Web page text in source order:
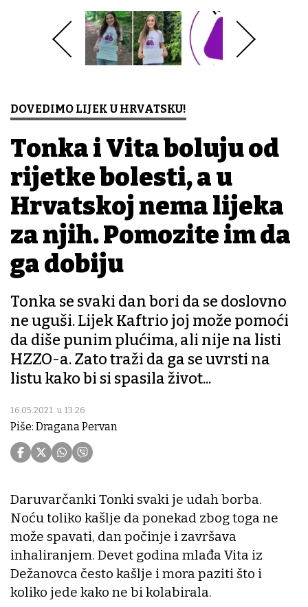
DOVEDIMO LIJEK U HRVATSKU!
Tonka i Vita boluju od
rijetke bolesti, a u
Hrvatskoj nema lijeka
za njih. Pomozite im da
ga dobiju
Tonka se svaki dan bori da se doslovno
ne uguši. Lijek Kaftrio joj može pomoći
da diše punim plućima, ali nije na listi
HZZO-a. Zato traži da ga se uvrsti na
listu kako bi si spasila život...
16.05.2021. u 13:26
Piše: Dragana Pervan
Daruvarčanki Tonki svaki je udah borba.
Noću toliko kašlje da ponekad zbog toga ne
može spavati, dan počinje i završava
inhaliranjem. Devet godina mlađa Vita iz
Dežanovca često kašlje i mora paziti što i
koliko jede kako ne bi kolabirala.